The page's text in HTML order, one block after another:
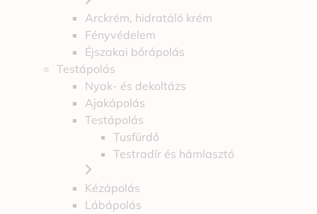
Arckrém, hidratáló krém
Fényvédelem
Éjszakai bőrápolás
Testápolás
Nyak- és dekoltázs
Ajakápolás
Testápolás
Tusfürdő
Testradír és hámlasztó
Kézápolás
Lábápolás